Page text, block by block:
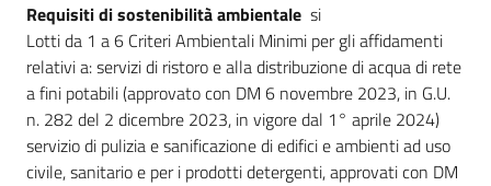
Requisiti di sostenibilità ambientale si
Lotti da 1 a 6 Criteri Ambientali Minimi per gli affidamenti
relativi a: servizi di ristoro e alla distribuzione di acqua di rete
a fini potabili (approvato con DM 6 novembre 2023, in G.U.
n. 282 del 2 dicembre 2023, in vigore dal 1° aprile 2024)
servizio di pulizia e sanificazione di edifici e ambienti ad uso
civile, sanitario e per i prodotti detergenti, approvati con DM